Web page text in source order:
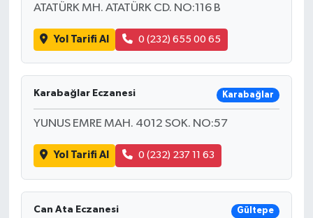
ATATÜRK MH. ATATÜRK CD. NO:116 B
Yol Tarifi Al 0 (232) 655 00 65
Karabağlar Eczanesi Karabağlar
YUNUS EMRE MAH. 4012 SOK. NO:57
Yol Tarifi Al 0 (232) 237 11 63
Can Ata Eczanesi Gültepe